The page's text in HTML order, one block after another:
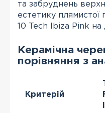
та забруднень
естетику плямистої
10 Tech Ibiza Pink на
Керамічна
порівняння з
Критерій